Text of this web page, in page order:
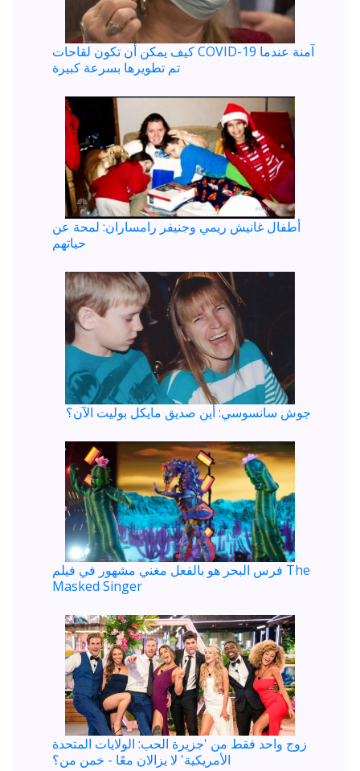
كيف يمكن أن تكون لقاحات COVID-19 آمنة عندما
تم تطويرها بسرعة كبيرة
أطفال غانيش ريمي وجنيفر رامساران: لمحة عن
حياتهم
جوش سانسوسي: أين صديق مايكل بوليت الآن؟
فرس البحر هو بالفعل مغني مشهور في فيلم The
Masked Singer
زوج واحد فقط من 'جزيرة الحب: الولايات المتحدة
الأمريكية' لا يزالان معًا - خمن من؟